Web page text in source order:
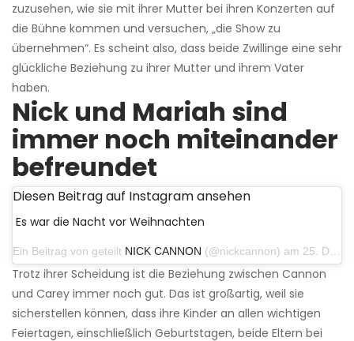
zuzusehen, wie sie mit ihrer Mutter bei ihren Konzerten auf
die Bühne kommen und versuchen, „die Show zu
übernehmen“. Es scheint also, dass beide Zwillinge eine sehr
glückliche Beziehung zu ihrer Mutter und ihrem Vater
haben.
Nick und Mariah sind
immer noch miteinander
befreundet
Diesen Beitrag auf Instagram ansehen
Es war die Nacht vor Weihnachten
Ein Beitrag von geteilt NICK CANNON (@nickcannon) am 25. Dezember 2018 um 6:01 Uhr PST
Trotz ihrer Scheidung ist die Beziehung zwischen Cannon
und Carey immer noch gut. Das ist großartig, weil sie
sicherstellen können, dass ihre Kinder an allen wichtigen
Feiertagen, einschließlich Geburtstagen, beide Eltern bei